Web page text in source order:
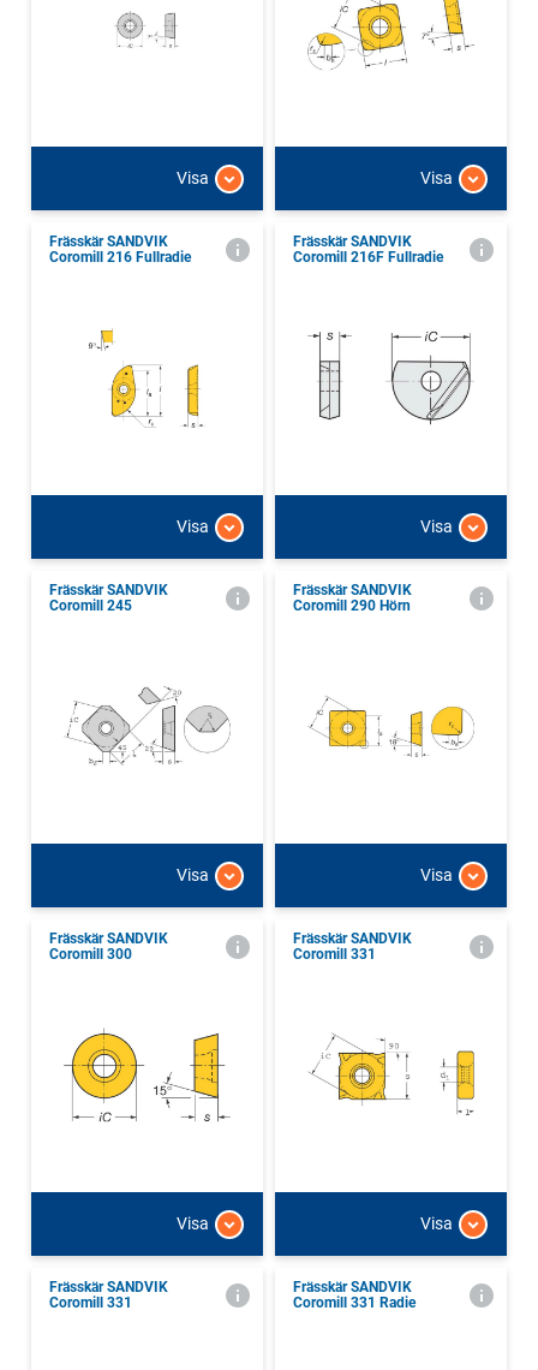
Visa Visa
Frässkär SANDVIK
Coromill 216 Fullradie
Visa
Frässkär SANDVIK
Coromill 216F Fullradie
Visa
Frässkär SANDVIK
Coromill 245
Visa
Frässkär SANDVIK
Coromill 290 Hörn
Visa
Frässkär SANDVIK
Coromill 300
Visa
Frässkär SANDVIK
Coromill 331
Visa
Frässkär SANDVIK
Coromill 331
Frässkär SANDVIK
Coromill 331 Radie